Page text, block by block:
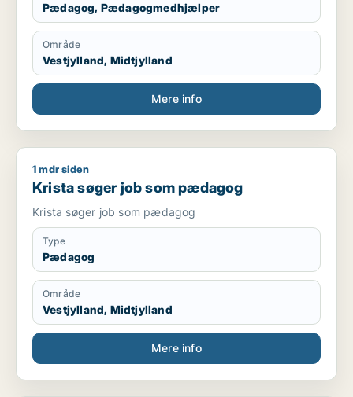
Pædagog, Pædagogmedhjælper
Område
Vestjylland, Midtjylland
Mere info
Krista søger job som pædagog
1 mdr siden
Krista søger job som pædagog
Krista søger job som pædagog
Type
Pædagog
Område
Vestjylland, Midtjylland
Mere info